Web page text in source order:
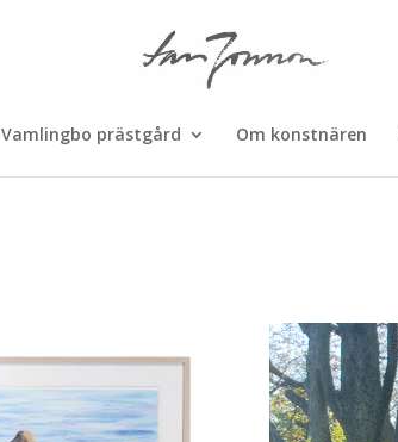
Vamlingbo prästgård Om konstnären